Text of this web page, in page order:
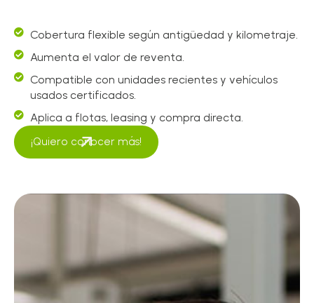
Cobertura flexible según antigüedad y kilometraje.
Aumenta el valor de reventa.
Compatible con unidades recientes y vehículos
usados certificados.
Aplica a flotas, leasing y compra directa.
¡Quiero conocer más!